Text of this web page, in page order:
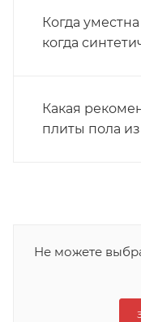
Когда
когда
Какая
плиты пола
Не можете